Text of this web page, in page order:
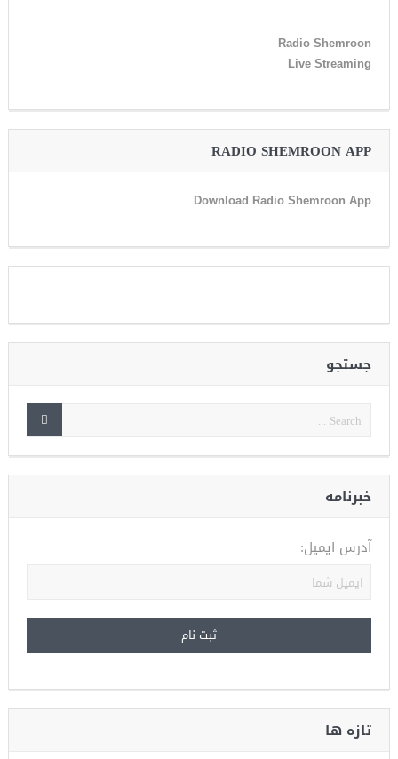
Radio Shemroon
Live Streaming
RADIO SHEMROON APP
Download Radio Shemroon App
جستجو
خبرنامه
آدرس ایمیل:
تازه ها